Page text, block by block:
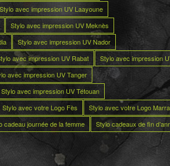
Stylo avec impression UV Laayoune
Stylo avec impression UV Meknès
Stylo avec impression UV Nador
avec impression UV Rabat
Stylo avec impression
avec impression UV Tanger
Stylo avec impression UV Tétouan
Stylo avec votre Logo Fès
Stylo avec votre Logo
cadeau journée de la femme
Stylo cadeaux de fin